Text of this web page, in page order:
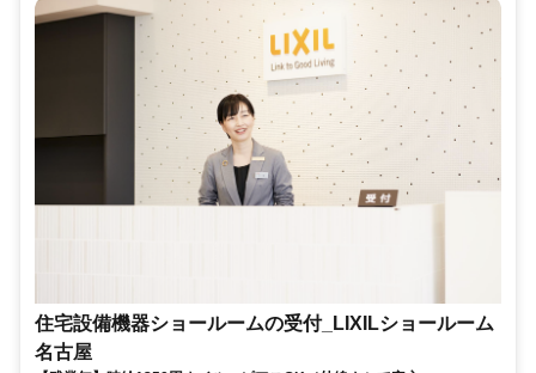
住宅設備機器ショールームの受付_LIXILショールーム
名古屋